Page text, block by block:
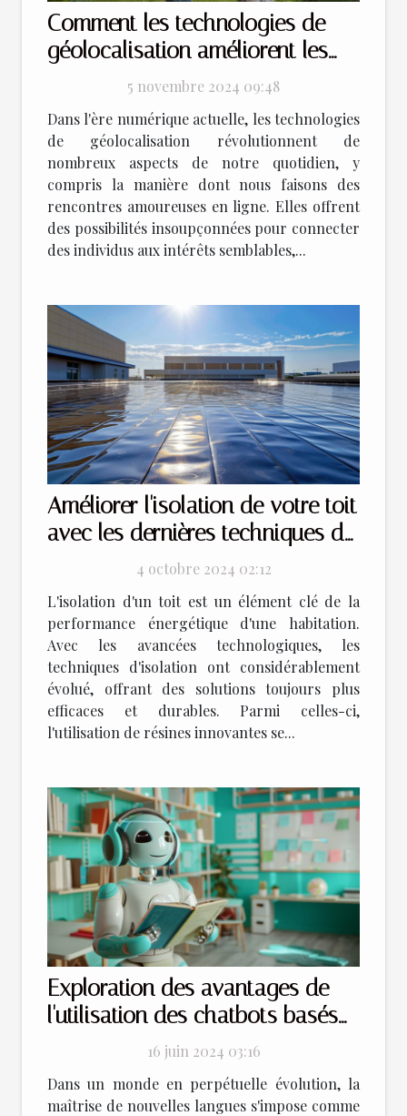
Comment les technologies de
géolocalisation améliorent les
rencontres en ligne
5 novembre 2024 09:48
Dans l'ère numérique actuelle, les technologies
de géolocalisation révolutionnent de
nombreux aspects de notre quotidien, y
compris la manière dont nous faisons des
rencontres amoureuses en ligne. Elles offrent
des possibilités insoupçonnées pour connecter
des individus aux intérêts semblables,...
Améliorer l'isolation de votre toit
avec les dernières techniques de
4 octobre 2024 02:12
L'isolation d'un toit est un élément clé de la
performance énergétique d'une habitation.
Avec les avancées technologiques, les
techniques d'isolation ont considérablement
évolué, offrant des solutions toujours plus
efficaces et durables. Parmi celles-ci,
l'utilisation de résines innovantes se...
Exploration des avantages de
l'utilisation des chatbots basés
sur l'intelligence artificielle pour
l'apprentissage des langues
16 juin 2024 03:16
Dans un monde en perpétuelle évolution, la
maîtrise de nouvelles langues s'impose comme